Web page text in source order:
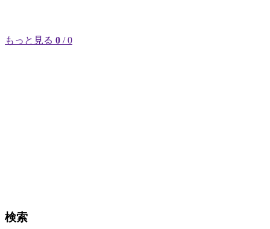
もっと見る 0 / 0
検索